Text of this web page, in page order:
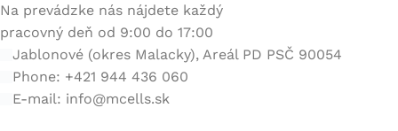
Na prevádzke nás nájdete každý
pracovný deň od 9:00 do 17:00
Jablonové (okres Malacky), Areál PD PSČ 90054
Phone: +421 944 436 060
E-mail: info@mcells.sk